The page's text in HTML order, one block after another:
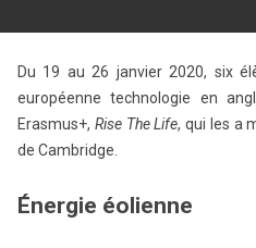
Du 19 au 26 janvier 2020, six
européenne technologie en
Erasmus+, Rise The Life, qui les a
de Cambridge.
Énergie éolienne